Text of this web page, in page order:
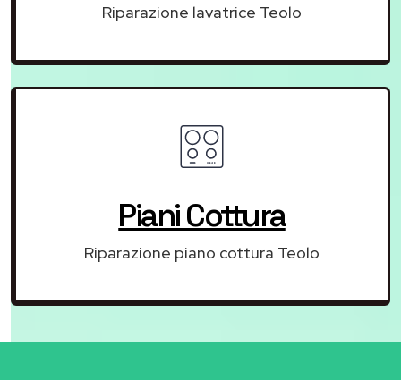
Riparazione lavatrice Teolo
Piani Cottura
Riparazione piano cottura Teolo